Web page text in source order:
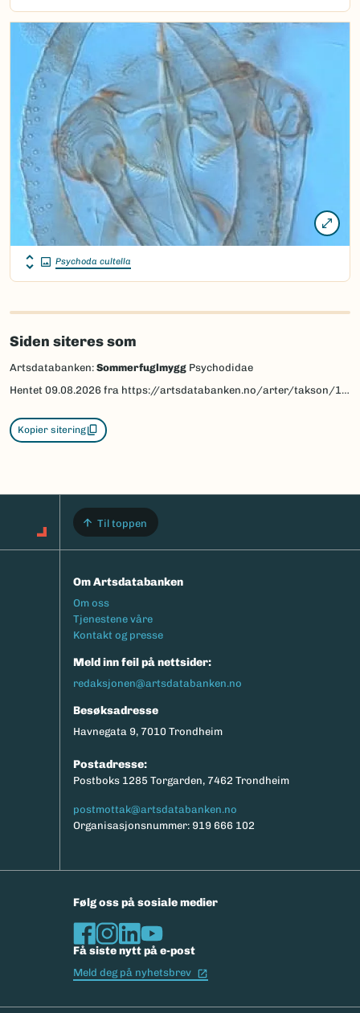
Psychoda cultella
Siden siteres som
Artsdatabanken: Sommerfuglmygg Psychodidae
Hentet 09.08.2026 fra https://artsdatabanken.no/arter/takson/17583
Kopier sitering
Til toppen
Om Artsdatabanken
Footermeny
Om oss
Tjenestene våre
Kontakt og presse
Meld inn feil på nettsider:
redaksjonen@artsdatabanken.no
Besøksadresse
Havnegata 9, 7010 Trondheim
Postadresse:
Postboks 1285 Torgarden, 7462 Trondheim
postmottak@artsdatabanken.no
Organisasjonsnummer: 919 666 102
Følg oss på sosiale medier
Få siste nytt på e-post
Meld deg på nyhetsbrev